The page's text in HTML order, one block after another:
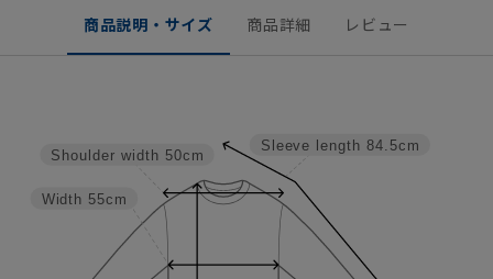
商品説明・サイズ 商品詳細 レビュー
Sleeve length 84.5cm
Width 55cm
Shoulder width 50cm